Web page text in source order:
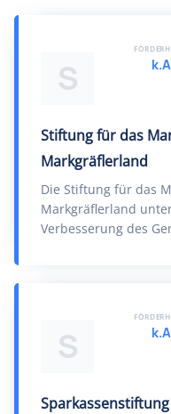
S
Stiftung für das
Markgräflerland
Die Stiftung für das
Markgräflerland
Verbesserung des
k.A
S k.A